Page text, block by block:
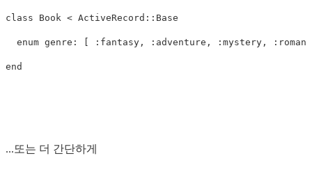
class Book < ActiveRecord :: Base
enum genre: :fantasy , :adventure , :mystery ,
end
...또는 더 간단하게